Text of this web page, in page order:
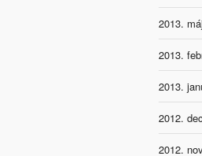
2013.
2013.
2013.
2012.
2012.